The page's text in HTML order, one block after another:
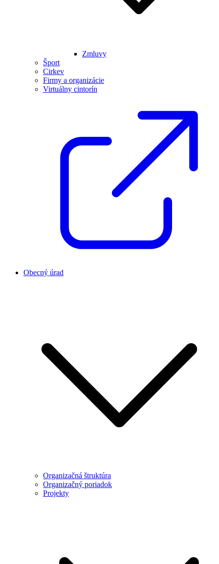
Zmluvy
Šport
Cirkev
Firmy a organizácie
Virtuálny cintorín
Obecný úrad
Organizačná štruktúra
Organizačný poriadok
Projekty